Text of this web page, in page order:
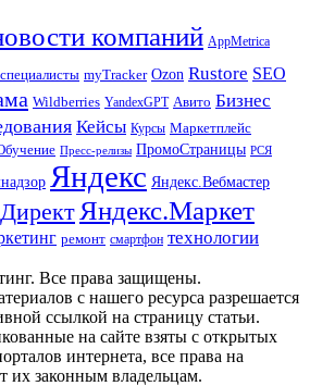
компаний AppMetrica
myTracker Ozon Rustore SEO
Wildberries YandexGPT Авито Бизнес
Кейсы Курсы Маркетплейс
Пресс-релизы ПромоСтраницы РСЯ
Яндекс Яндекс.Вебмастер
Яндекс.Маркет
ремонт смартфон технологии
Все права защищены.
с нашего ресурса разрешается
ссылкой на страницу статьи.
на сайте взяты с открытых
интернета, все права на
их законным владельцам.